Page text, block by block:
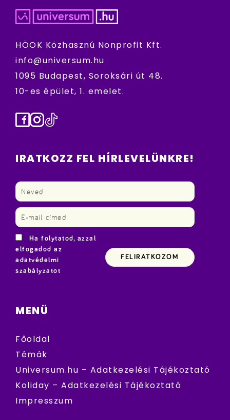
HÖOK Közhasznú Nonprofit Kft.
info@universum.hu
1095 Budapest, Soroksári út 48.
10-es épület, 1. emelet.
Facebook
Instagram
TikTok
IRATKOZZ FEL HÍRLEVELÜNKRE!
Ha folytatod, azzal
elfogadod az
adatvédelmi
szabályzatot
MENÜ
Főoldal
Témák
Universum.hu – Adatkezelési Tájékoztató
Koliday – Adatkezelési Tájékoztató
Impresszum